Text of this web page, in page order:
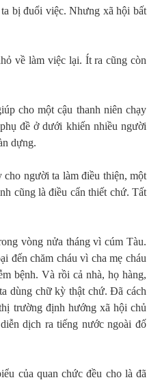
bị đuổi việc. Nhưng xã hội bất
về làm việc lại. Ít ra cũng còn
cho một cậu thanh niên chạy
đề ở dưới khiến nhiều người
dựng.
người ta làm điều thiện, một
cũng là điều cẩn thiết chứ. Tất
vòng nửa tháng vì cúm Tàu.
đến chăm cháu vì cha mẹ cháu
bệnh. Và rồi cả nhà, họ hàng,
dùng chữ kỳ thật chứ. Đã cách
trường định hướng xã hội chủ
dịch ra tiếng nước ngoài đố
của quan chức đều cho là đã